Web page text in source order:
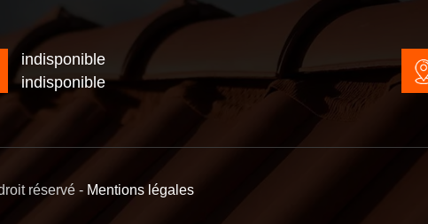
indisponible
indisponible
réservé - Mentions légales